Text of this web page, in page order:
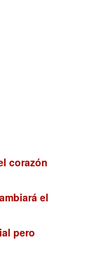
corazón
el
pero